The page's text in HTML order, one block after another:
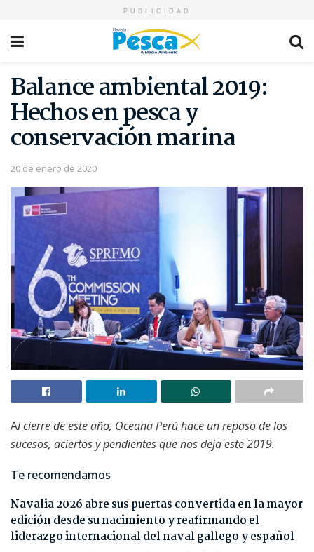
PUBLICIDAD
Balance ambiental 2019:
Hechos en pesca y
conservación marina
20 de enero de 2020
Al cierre de este año, Oceana Perú hace un repaso de los
sucesos, aciertos y pendientes que nos deja este 2019.
Te recomendamos
Navalia 2026 abre sus puertas convertida en la mayor
edición desde su nacimiento y reafirmando el
liderazgo internacional del naval gallego y español